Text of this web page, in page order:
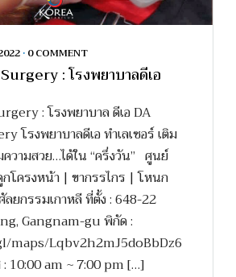
• 0 COMMENT
: โรงพยาบาลดีเอ
: โรงพยาบาล ดีเอ DA
โรงพยาบาลดีเอ ทำเลเซอร์ เติม
วามสวย…ได้ใน “ครึ่งวัน” ศูนย์
โครงหน้า | ขากรรไกร | โหนก
ยกรรมเกาหลี ที่ตั้ง : 648-22
Gangnam-gu พิกัด :
maps/Lqbv2h2mJ5doBbDz6
10:00 am ~ 7:00 pm […]